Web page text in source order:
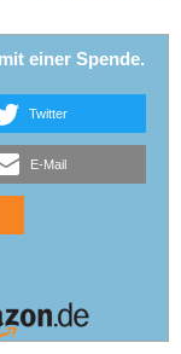
einer Spende.
Twitter
E-Mail